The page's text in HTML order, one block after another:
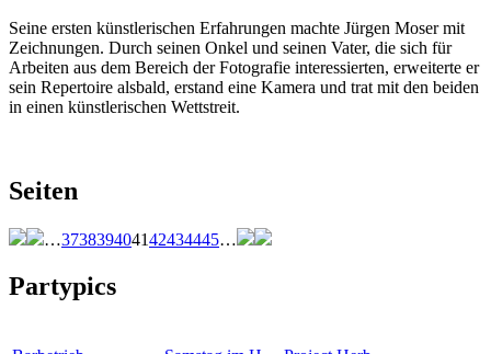
Seine ersten künstlerischen Erfahrungen machte Jürgen Moser mit
Zeichnungen. Durch seinen Onkel und seinen Vater, die sich für
Arbeiten aus dem Bereich der Fotografie interessierten, erweiterte er
sein Repertoire alsbald, erstand eine Kamera und trat mit den beiden
in einen künstlerischen Wettstreit.
Seiten
…373839404142434445…
Partypics